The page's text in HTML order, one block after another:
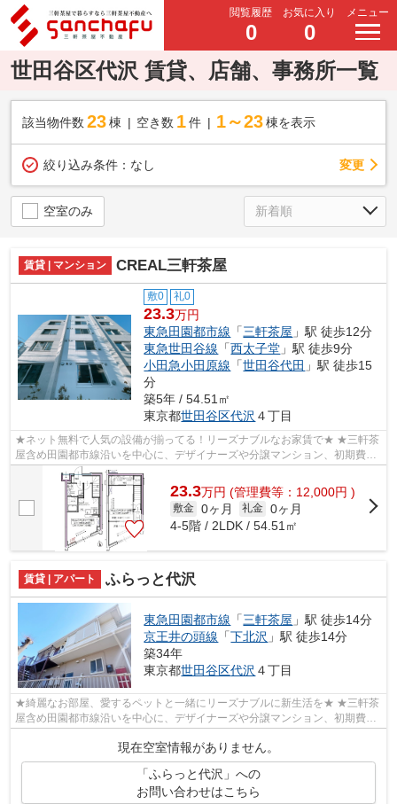
閲覧履歴
0
お気に入り
0
メニュー
世田谷区代沢 賃貸、店舗、事務所一覧
該当物件数 23棟 空き数 1 件 1～23 棟を表示
絞り込み条件： なし 変更
空室のみ
賃貸 | マンション CREAL三軒茶屋
敷0 礼0
23.3万円
東急田園都市線 「三軒茶屋 」駅 徒歩12分
東急世田谷線 「西太子堂 」駅 徒歩9分
小田急小田原線 「世田谷代田 」駅 徒歩15
分
築5年 / 54.51㎡
東京都世田谷区代沢 ４丁目
★ネット無料で人気の設備が揃ってる！リーズナブルなお家賃で★ ★三軒茶
屋含め田園都市線沿いを中心に、デザイナーズや分譲マンション、初期費用
を抑えた部屋探しはぜひ当社にお任せく...
23.3万円 (管理費等：12,000円 )
敷金 0ヶ月 礼金 0ヶ月
4-5階 / 2LDK / 54.51㎡
賃貸 | アパート ふらっと代沢
東急田園都市線 「三軒茶屋 」駅 徒歩14分
京王井の頭線 「下北沢 」駅 徒歩14分
築34年
東京都世田谷区代沢 ４丁目
★綺麗なお部屋、愛するペットと一緒にリーズナブルに新生活を★ ★三軒茶
屋含め田園都市線沿いを中心に、デザイナーズや分譲マンション、初期費用
現在空室情報がありません。
「ふらっと代沢」への
お問い合わせはこちら